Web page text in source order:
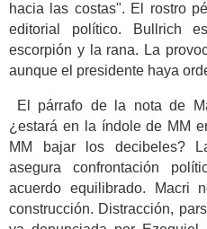
hacia las costas". El rostro
editorial político. Bullrich
escorpión y la rana. La
aunque el presidente haya
El párrafo de la nota de
¿estará en la índole de MM
MM bajar los decibeles?
asegura confrontación
acuerdo equilibrado.
construcción. Distracción,